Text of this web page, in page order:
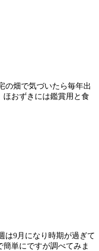
の畑で気づいたら毎年出
おずきには鑑賞用と食
は9月になり時期が過ぎて
単にですが調べてみま